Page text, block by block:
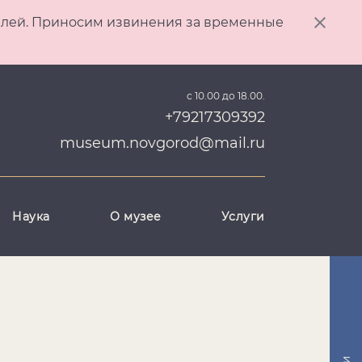
Приносим извинения за временные
с 10.00 до 18.00.
+79217309392
museum.novgorod@mail.ru
Наука О музее Услуги